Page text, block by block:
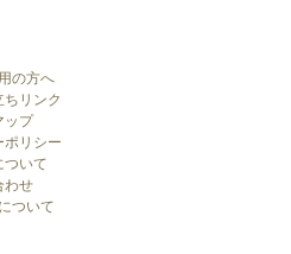
の方へ
リンク
ップ
ポリシー
ついて
わせ
ついて